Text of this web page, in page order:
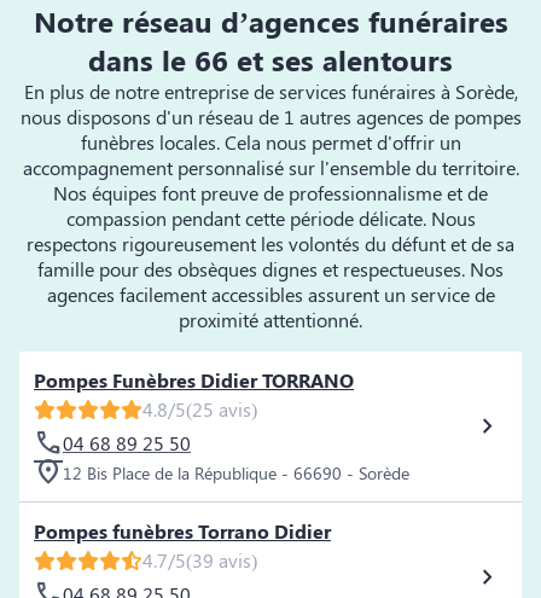
Notre réseau d’agences funéraires
dans le 66 et ses alentours
En plus de notre entreprise de services funéraires à Sorède,
nous disposons d'un réseau de 1 autres agences de pompes
funèbres locales. Cela nous permet d'offrir un
accompagnement personnalisé sur l'ensemble du territoire.
Nos équipes font preuve de professionnalisme et de
compassion pendant cette période délicate. Nous
respectons rigoureusement les volontés du défunt et de sa
famille pour des obsèques dignes et respectueuses. Nos
agences facilement accessibles assurent un service de
proximité attentionné.
Pompes Funèbres Didier TORRANO
4.8/5(25 avis)
04 68 89 25 50
12 Bis Place de la République - 66690 - Sorède
Pompes funèbres Torrano Didier
4.7/5(39 avis)